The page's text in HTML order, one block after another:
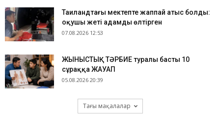
Таиландтағы мектепте жаппай атыс болды:
оқушы жеті адамды өлтірген
07.08.2026 12:53
ЖЫНЫСТЫҚ ТӘРБИЕ туралы басты 10
сұраққа ЖАУАП
05.08.2026 20:39
Тағы мақалалар